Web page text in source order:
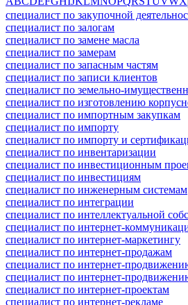
специалист по закупочной
специалист по залогам
специалист по замене масла
специалист по замерам
специалист по запасным частям
специалист по записи клиентов
специалист по земельно-
специалист по изготовлению
специалист по импортным закупкам
специалист по импорту
специалист по импорту и
специалист по инвентаризации
специалист по инвестиционным
специалист по инвестициям
специалист по инженерным системам
специалист по интеграции
специалист по интеллектуальной
специалист по интернет-
специалист по интернет-маркетингу
специалист по интернет-продажам
специалист по интернет-
специалист по интернет-
специалист по интернет-проектам
специалист по интернет-рекламе